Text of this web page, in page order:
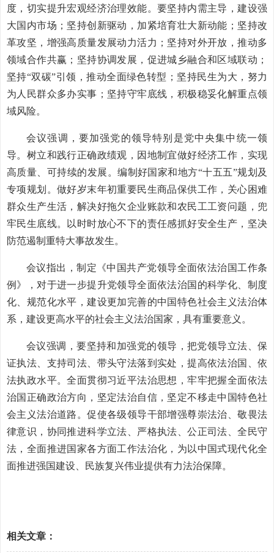
度，切实提升宏观经济治理效能。要坚持内需主导，建设强
大国内市场；坚持创新驱动，加紧培育壮大新动能；坚持改
革攻坚，增强高质量发展动力活力；坚持对外开放，推动多
领域合作共赢；坚持协调发展，促进城乡融合和区域联动；
坚持“双碳”引领，推动全面绿色转型；坚持民生为大，努力
为人民群众多办实事；坚持守牢底线，积极稳妥化解重点领
域风险。
会议强调，要加强党的领导特别是党中央集中统一领
导。树立和践行正确政绩观，因地制宜做好经济工作，实现
高质量、可持续的发展。编制好国家和地方“十五五”规划及
专项规划。做好岁末年初重要民生商品保供工作，关心困难
群众生产生活，解决好拖欠企业账款和农民工工资问题，兜
牢民生底线。以时时放心不下的责任感抓好安全生产，坚决
防范遏制重特大事故发生。
会议指出，制定《中国共产党领导全面依法治国工作条
例》，对于进一步提升党领导全面依法治国的科学化、制度
化、规范化水平，建设更加完善的中国特色社会主义法治体
系，建设更高水平的社会主义法治国家，具有重要意义。
会议强调，要坚持和加强党的领导，把党领导立法、保
证执法、支持司法、带头守法落到实处，提高依法治国、依
法执政水平。全面贯彻习近平法治思想，牢牢把握全面依法
治国正确政治方向，坚定法治自信，坚定不移走中国特色社
会主义法治道路。促使各级领导干部增强尊崇法治、敬畏法
律意识，协同推进科学立法、严格执法、公正司法、全民守
法，全面推进国家各方面工作法治化，为以中国式现代化全
面推进强国建设、民族复兴伟业提供有力法治保障。
相关文章：